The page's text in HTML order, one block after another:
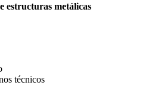
estructuras metálicas
técnicos